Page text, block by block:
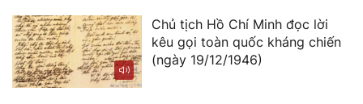
Chủ tịch Hồ Chí Minh đọc lời
kêu gọi toàn quốc kháng chiến
(ngày 19/12/1946)